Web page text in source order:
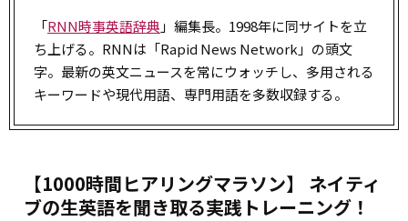
「RNN時事英語辞典 」編集長。1998年に同サイトを立
ち上げる。RNNは「Rapid News Network」の頭文
字。最新の英文ニュースを常にウォッチし、多用される
キーワードや現代用語、専門用語を多数収録する。
【1000時間ヒアリングマラソン】 ネイティ
ブの生英語を聞き取る実践トレーニング！